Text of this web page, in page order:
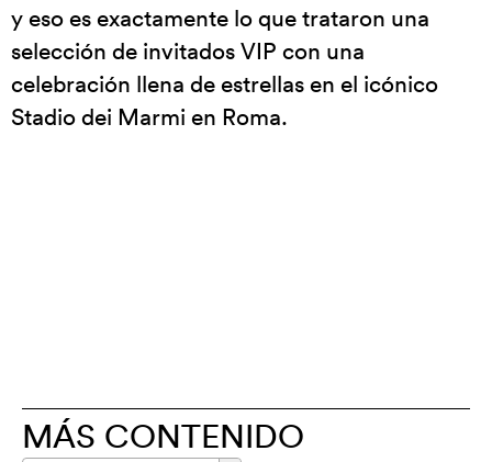
y eso es exactamente lo que trataron una
selección de invitados VIP con una
celebración llena de estrellas en el icónico
Stadio dei Marmi en Roma.
MÁS CONTENIDO